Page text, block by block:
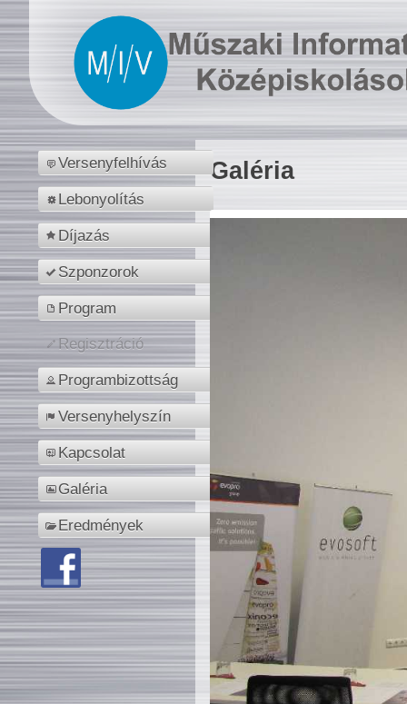
Versenyfelhívás
Lebonyolítás
Díjazás
Szponzorok
Program
Regisztráció
Programbizottság
Versenyhelyszín
Kapcsolat
Galéria
Eredmények
Galéria